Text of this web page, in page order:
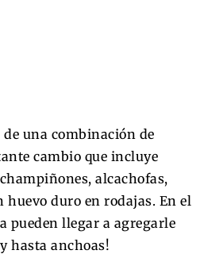
una combinación de
cambio que incluye
alcachofas,
huevo duro en rodajas. En el
pueden llegar a agregarle
hasta anchoas!